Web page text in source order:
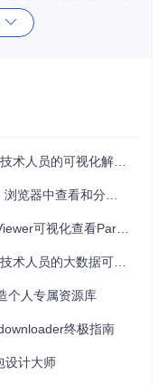
动策划的最佳时机。
文件到窗口，30秒
表格形式，日期时间
平化展示。你不需要了
表格一样轻松。详细操
员的可视化解决方案
分析数据文件的完整指南
视化查看Parquet文件
大数据可视化解决方案
个人专属资源库
终极指南
设计大师